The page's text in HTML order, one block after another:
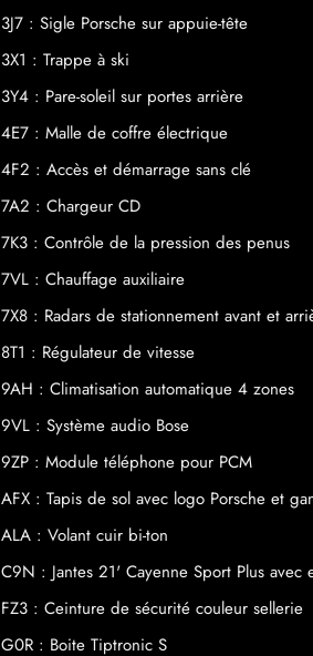
3J7 : Sigle Porsche sur appuie-tête
3X1 : Trappe à ski
3Y4 : Pare-soleil sur portes arrière
4E7 : Malle de coffre électrique
4F2 : Accès et démarrage sans clé
7A2 : Chargeur CD
7K3 : Contrôle de la pression des penus
7VL : Chauffage auxiliaire
7X8 : Radars de stationnement avant et
8T1 : Régulateur de vitesse
9AH : Climatisation automatique 4 zones
9VL : Système audio Bose
9ZP : Module téléphone pour PCM
AFX : Tapis de sol avec logo Porsche et
ALA : Volant cuir bi-ton
C9N : Jantes 21' Cayenne Sport Plus avec
FZ3 : Ceinture de sécurité couleur sellerie
G0R : Boite Tiptronic S